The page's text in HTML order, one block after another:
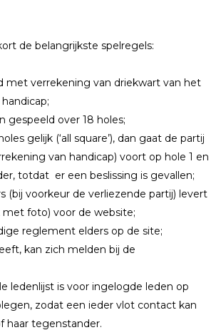
de belangrijkste spelregels:
met verrekening van driekwart van het
gespeeld over 18 holes;
gelijk (‘all square’), dan gaat de partij
van handicap) voort op hole 1 en
totdat er een beslissing is gevallen;
(bij voorkeur de verliezende partij) levert
met foto) voor de website;
reglement elders op de site;
kan zich melden bij de
ledenlijst is voor ingelogde leden op
zodat een ieder vlot contact kan
haar tegenstander.